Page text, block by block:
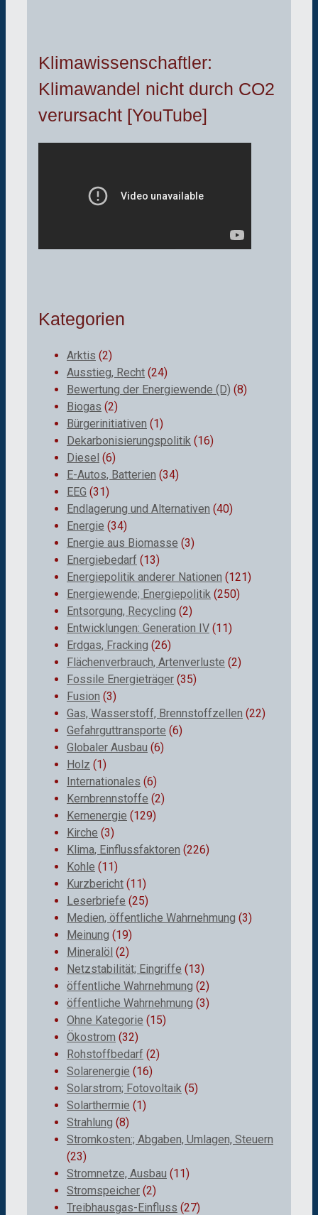
Klimawissenschaftler:
Klimawandel nicht durch CO2
verursacht [YouTube]
Kategorien
Arktis (2)
Ausstieg, Recht (24)
Bewertung der Energiewende (D) (8)
Biogas (2)
Bürgerinitiativen (1)
Dekarbonisierungspolitik (16)
Diesel (6)
E-Autos, Batterien (34)
EEG (31)
Endlagerung und Alternativen (40)
Energie (34)
Energie aus Biomasse (3)
Energiebedarf (13)
Energiepolitik anderer Nationen (121)
Energiewende; Energiepolitik (250)
Entsorgung, Recycling (2)
Entwicklungen: Generation IV (11)
Erdgas, Fracking (26)
Flächenverbrauch, Artenverluste (2)
Fossile Energieträger (35)
Fusion (3)
Gas, Wasserstoff, Brennstoffzellen (22)
Gefahrguttransporte (6)
Globaler Ausbau (6)
Holz (1)
Internationales (6)
Kernbrennstoffe (2)
Kernenergie (129)
Kirche (3)
Klima, Einflussfaktoren (226)
Kohle (11)
Kurzbericht (11)
Leserbriefe (25)
Medien, öffentliche Wahrnehmung (3)
Meinung (19)
Mineralöl (2)
Netzstabilität; Eingriffe (13)
öffentliche Wahrnehmung (2)
öffentliche Wahrnehmung (3)
Ohne Kategorie (15)
Ökostrom (32)
Rohstoffbedarf (2)
Solarenergie (16)
Solarstrom; Fotovoltaik (5)
Solarthermie (1)
Strahlung (8)
Stromkosten:; Abgaben, Umlagen, Steuern
(23)
Stromnetze, Ausbau (11)
Stromspeicher (2)
Treibhausgas-Einfluss (27)